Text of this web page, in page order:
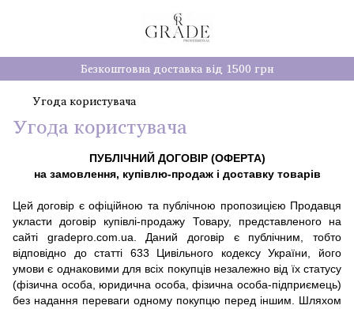
Безкоштовна доставка від 1500 грн
Угода користувача
Угода користувача
ПУБЛІЧНИЙ ДОГОВІР (ОФЕРТА)
на замовлення, купівлю-продаж і доставку товарів
Цей договір є офіційною та публічною пропозицією Продавця
укласти договір купівлі-продажу Товару, представленого на
сайті gradepro. com ua . Даний договір є публічним, тобто
відповідно до статті 633 Цивільного кодексу України, його
умови є однаковими для всіх покупців незалежно від їх статусу
(фізична особа, юридична особа, фізична особа-підприємець)
без надання переваги одному покупцю перед іншим. Шляхом